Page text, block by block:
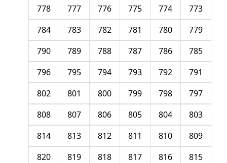
773
774
775
776
777
778
779
780
781
782
783
784
785
786
787
788
789
790
791
792
793
794
795
796
797
798
799
800
801
802
803
804
805
806
807
808
809
810
811
812
813
814
815
816
817
818
819
820